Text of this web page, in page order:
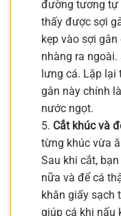
đường tương tự
thấy được sợi
kẹp vào sợi
nhàng ra
lưng cá. Lặp
gân này chính
nước ngọt.
5. Cắt khúc và
từng khúc vừa
Sau khi cắt,
nữa và để cá
khăn giấy sạch
giúp cá khi nấu